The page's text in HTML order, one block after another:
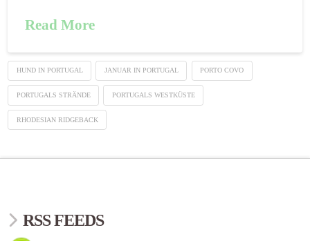
Read More
HUND IN PORTUGAL JANUAR IN PORTUGAL PORTO COVO
PORTUGALS STRÄNDE PORTUGALS WESTKÜSTE
RHODESIAN RIDGEBACK
RSS FEEDS